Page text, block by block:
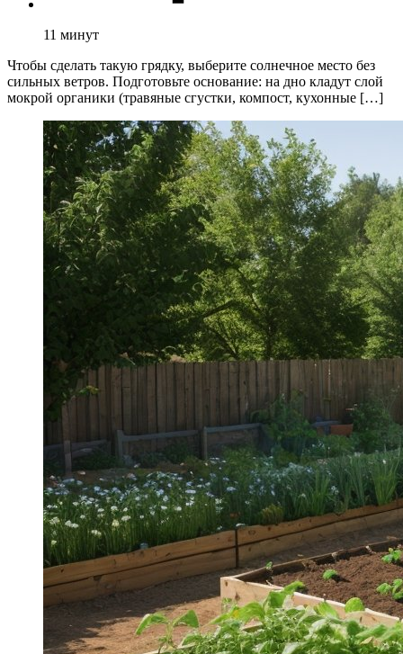
11 минут
Чтобы сделать такую грядку, выберите солнечное место без
сильных ветров. Подготовьте основание: на дно кладут слой
мокрой органики (травяные сгустки, компост, кухонные […]